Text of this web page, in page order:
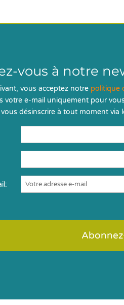
vous à notre
vous acceptez notre politique
votre e-mail uniquement pour
désinscrire à tout moment via